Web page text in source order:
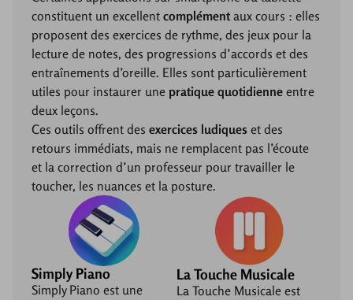
constituent un excellent complément aux cours : elles
proposent des exercices de rythme, des jeux pour la
lecture de notes, des progressions d’accords et des
entraînements d’oreille. Elles sont particulièrement
utiles pour instaurer une pratique quotidienne entre
deux leçons.
Ces outils offrent des exercices ludiques et des
retours immédiats, mais ne remplacent pas l’écoute
et la correction d’un professeur pour travailler le
toucher, les nuances et la posture.
Simply Piano
Simply Piano est une
La Touche Musicale
La Touche Musicale est